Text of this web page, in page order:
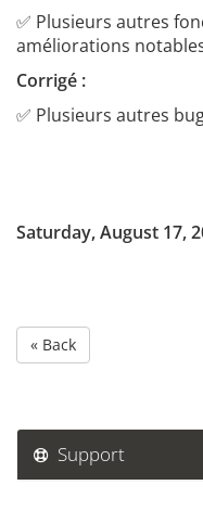
✅ Plusieurs autres
améliorations
Corrigé :
✅ Plusieurs autres
Saturday, August 17,
« Back
Support